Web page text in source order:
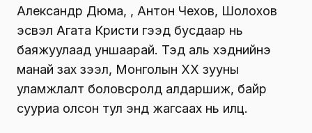
Александр Дюма, , Антон Чехов, Шолохов
эсвэл Агата Кристи гээд бусдаар нь
баяжуулаад уншаарай. Тэд аль хэднийнэ
манай зах зээл, Монголын XX зууны
уламжлалт боловсролд алдаршиж, байр
сууриа олсон тул энд жагсаах нь илүүц.